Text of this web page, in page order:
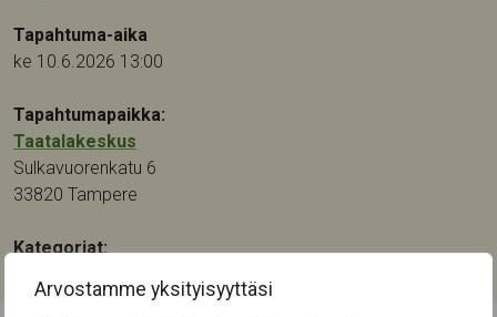
Arvostamme yksityisyyttäsi
Tapahtuma-aika
ke 10.6.2026 13:00
Tapahtumapaikka:
Taatalakeskus
Sulkavuorenkatu 6
33820 Tampere
Kategoriat: